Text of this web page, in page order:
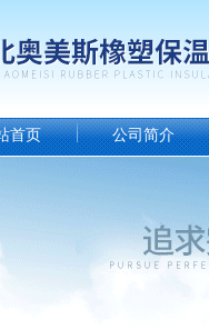
首页 公司简介